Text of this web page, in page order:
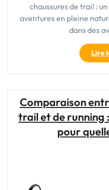
chaussures de trail :
aventures en pleine
dans des
Lire
Comparaison
trail et de running
pour